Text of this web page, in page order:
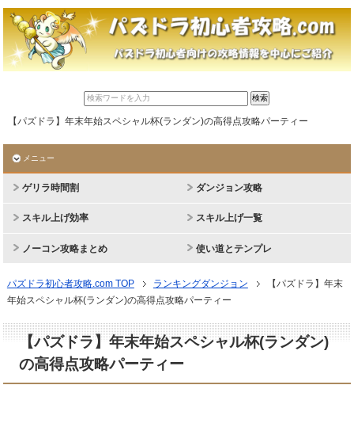
【パズドラ】年末年始スペシャル杯(ランダン)の高得点攻略パーティー
メニュー
ゲリラ時間割 ダンジョン攻略
スキル上げ効率 スキル上げ一覧
ノーコン攻略まとめ 使い道とテンプレ
パズドラ初心者攻略.com TOP ランキングダンジョン
【パズドラ】年末
年始スペシャル杯(ランダン)の高得点攻略パーティー
【パズドラ】年末年始スペシャル杯(ランダン)
の高得点攻略パーティー